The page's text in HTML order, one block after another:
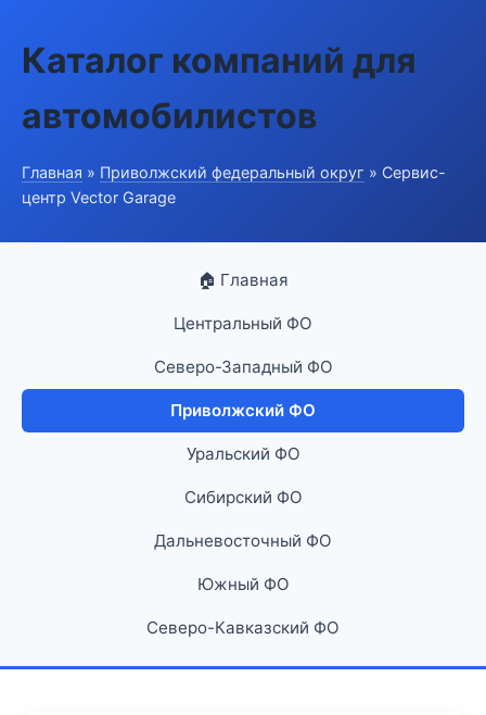
Каталог компаний для
автомобилистов
Главная » Приволжский федеральный округ » Сервис-
центр Vector Garage
🏠 Главная
Центральный ФО
Северо-Западный ФО
Приволжский ФО
Уральский ФО
Сибирский ФО
Дальневосточный ФО
Южный ФО
Северо-Кавказский ФО